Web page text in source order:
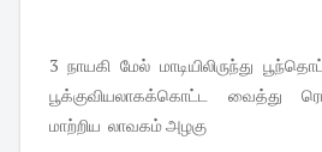
3 நாயகி மேல் மாடியிலிருந்து
பூக்குவியலாகக்கொட்ட
மாற்றிய லாவகம் அழகு